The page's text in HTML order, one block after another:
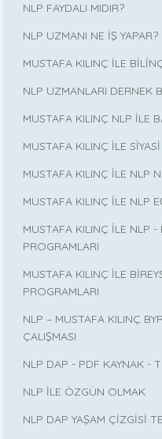
NLP FAYDALI MIDIR?
NLP UZMANI NE İŞ YAPAR?
MUSTAFA KILINÇ İLE
NLP UZMANLARI DERNEK
MUSTAFA KILINÇ NLP İLE
MUSTAFA KILINÇ İLE
MUSTAFA KILINÇ İLE NLP
MUSTAFA KILINÇ İLE NLP
MUSTAFA KILINÇ İLE NLP
PROGRAMLARI
MUSTAFA KILINÇ İLE
PROGRAMLARI
NLP – MUSTAFA KILINÇ
ÇALIŞMASI
NLP DAP - PDF KAYNAK -
NLP İLE ÖZGÜN OLMAK
NLP DAP YAŞAM ÇİZGİSİ